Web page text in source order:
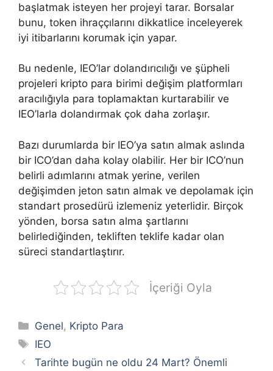
başlatmak isteyen her projeyi tarar. Borsalar
bunu, token ihraççılarını dikkatlice inceleyerek
iyi itibarlarını korumak için yapar.
Bu nedenle, IEO’lar dolandırıcılığı ve şüpheli
projeleri kripto para birimi değişim platformları
aracılığıyla para toplamaktan kurtarabilir ve
IEO’larla dolandırmak çok daha zorlaşır.
Bazı durumlarda bir IEO’ya satın almak aslında
bir ICO’dan daha kolay olabilir. Her bir ICO’nun
belirli adımlarını atmak yerine, verilen
değişimden jeton satın almak ve depolamak için
standart prosedürü izlemeniz yeterlidir. Birçok
yönden, borsa satın alma şartlarını
belirlediğinden, tekliften teklife kadar olan
süreci standartlaştırır.
İçeriği Oyla
Kategoriler
Genel, Kripto Para
Etiketler
IEO
Tarihte bugün ne oldu 24 Mart? Önemli